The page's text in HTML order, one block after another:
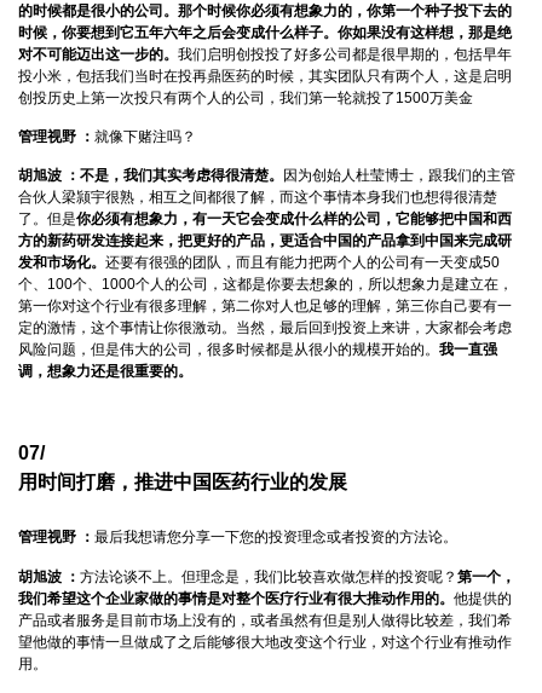
的时候都是很小的公司。那个时候你必须有想象力的，你第一个种子投下去的
时候，你要想到它五年六年之后会变成什么样子。你如果没有这样想，那是绝
对不可能迈出这一步的。 我们启明创投投了好多公司都是很早期的，包括早年
投小米，包括我们当时在投再鼎医药的时候，其实团队只有两个人，这是启明
创投历史上第一次投只有两个人的公司，我们第一轮就投了1500万美金
管理视野 ： 就像下赌注吗？
胡旭波 ： 不是，我们其实考虑得很清楚。
因为创始人杜莹博士，跟我们的主管
合伙人梁颕宇很熟，相互之间都很了解，而这个事情本身我们也想得很清楚
了。但是你必须有想象力，有一天它会变成什么样的公司，它能够把中国和西
方的新药研发连接起来，把更好的产品，更适合中国的产品拿到中国来完成研
发和市场化。 还要有很强的团队，而且有能力把两个人的公司有一天变成50
个、100个、1000个人的公司，这都是你要去想象的，所以想象力是建立在，
第一你对这个行业有很多理解，第二你对人也足够的理解，第三你自己要有一
定的激情，这个事情让你很激动。当然，最后回到投资上来讲，大家都会考虑
风险问题，但是伟大的公司，很多时候都是从很小的规模开始的。 我一直强
调，想象力还是很重要的。
07/
用时间打磨，推进中国医药行业的发展
管理视野 ： 最后我想请您分享一下您的投资理念或者投资的方法论。
胡旭波 ： 方法论谈不上。但理念是，我们比较喜欢做怎样的投资呢？ 第一个，
我们希望这个企业家做的事情是对整个医疗行业有很大推动作用的。 他提供的
产品或者服务是目前市场上没有的，或者虽然有但是别人做得比较差，我们希
望他做的事情一旦做成了之后能够很大地改变这个行业，对这个行业有推动作
用。